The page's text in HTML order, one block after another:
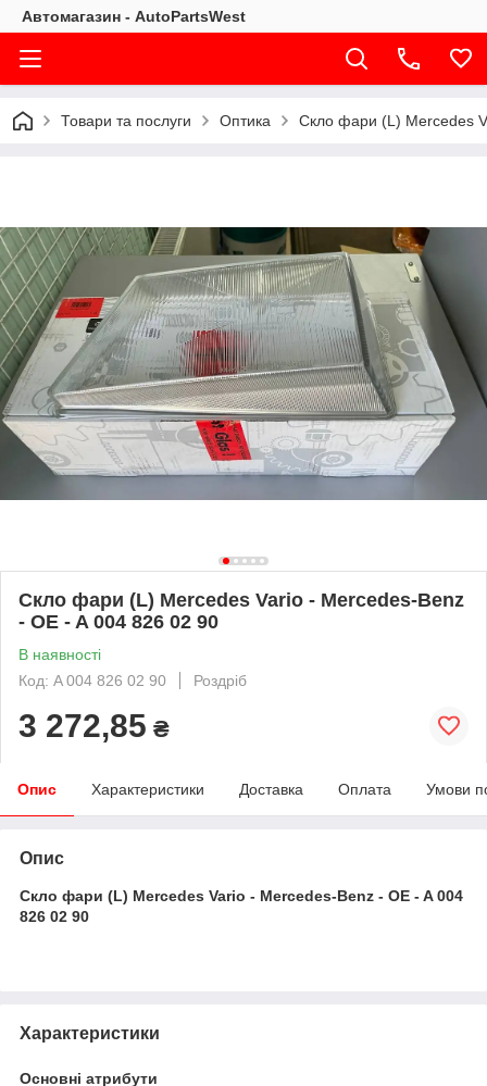
Автомагазин - AutoPartsWest
Товари та послуги Оптика Скло фари (L) Mercedes
Скло фари (L) Mercedes Vario - Mercedes-Benz
- OE - A 004 826 02 90
В наявності
Код: A 004 826 02 90
Роздріб
3 272,85 ₴
Опис Характеристики Доставка Оплата Умови
Опис
Скло фари (L) Mercedes Vario - Mercedes-Benz - OE - A 004
826 02 90
Характеристики
Основні атрибути